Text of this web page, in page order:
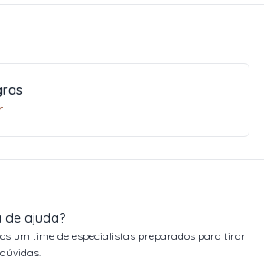
de ajuda?
um time de especialistas preparados para tirar